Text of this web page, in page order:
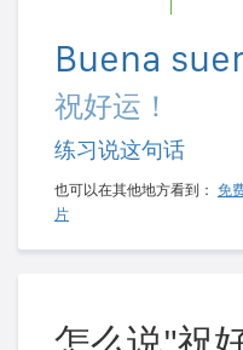
Buena
祝好运！
练习说这句话
也可以在其他地方看到： 免
片